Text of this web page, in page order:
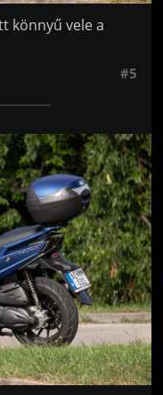
könnyű vele a
#5